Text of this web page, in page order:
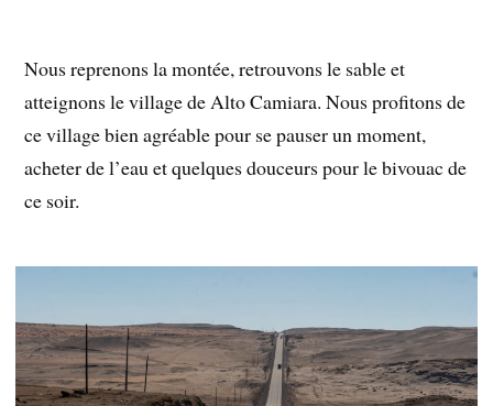
Nous reprenons la montée, retrouvons le sable et
atteignons le village de Alto Camiara. Nous profitons de
ce village bien agréable pour se pauser un moment,
acheter de l’eau et quelques douceurs pour le bivouac de
ce soir.